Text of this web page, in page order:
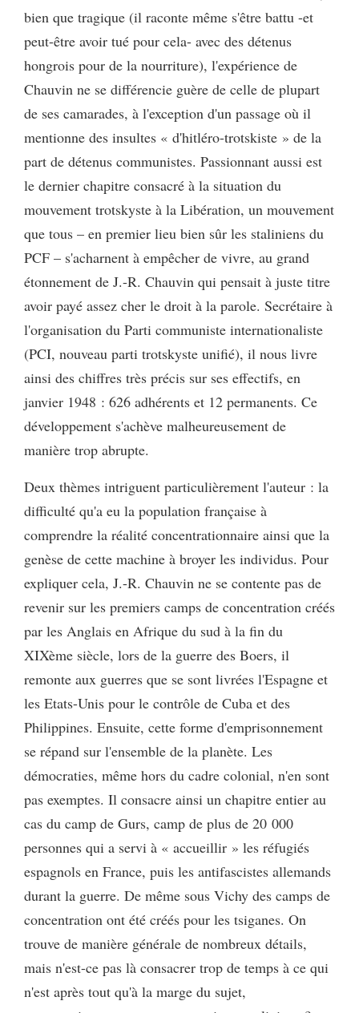
bien que tragique (il raconte même s'être battu -et
peut-être avoir tué pour cela- avec des détenus
hongrois pour de la nourriture), l'expérience de
Chauvin ne se différencie guère de celle de plupart
de ses camarades, à l'exception d'un passage où il
mentionne des insultes « d'hitléro-trotskiste » de la
part de détenus communistes. Passionnant aussi est
le dernier chapitre consacré à la situation du
mouvement trotskyste à la Libération, un mouvement
que tous – en premier lieu bien sûr les staliniens du
PCF – s'acharnent à empêcher de vivre, au grand
étonnement de J.-R. Chauvin qui pensait à juste titre
avoir payé assez cher le droit à la parole. Secrétaire à
l'organisation du Parti communiste internationaliste
(PCI, nouveau parti trotskyste unifié), il nous livre
ainsi des chiffres très précis sur ses effectifs, en
janvier 1948 : 626 adhérents et 12 permanents. Ce
développement s'achève malheureusement de
manière trop abrupte.
Deux thèmes intriguent particulièrement l'auteur : la
difficulté qu'a eu la population française à
comprendre la réalité concentrationnaire ainsi que la
genèse de cette machine à broyer les individus. Pour
expliquer cela, J.-R. Chauvin ne se contente pas de
revenir sur les premiers camps de concentration créés
par les Anglais en Afrique du sud à la fin du
XIXème siècle, lors de la guerre des Boers, il
remonte aux guerres que se sont livrées l'Espagne et
les Etats-Unis pour le contrôle de Cuba et des
Philippines. Ensuite, cette forme d'emprisonnement
se répand sur l'ensemble de la planète. Les
démocraties, même hors du cadre colonial, n'en sont
pas exemptes. Il consacre ainsi un chapitre entier au
cas du camp de Gurs, camp de plus de 20 000
personnes qui a servi à « accueillir » les réfugiés
espagnols en France, puis les antifascistes allemands
durant la guerre. De même sous Vichy des camps de
concentration ont été créés pour les tsiganes. On
trouve de manière générale de nombreux détails,
mais n'est-ce pas là consacrer trop de temps à ce qui
n'est après tout qu'à la marge du sujet,